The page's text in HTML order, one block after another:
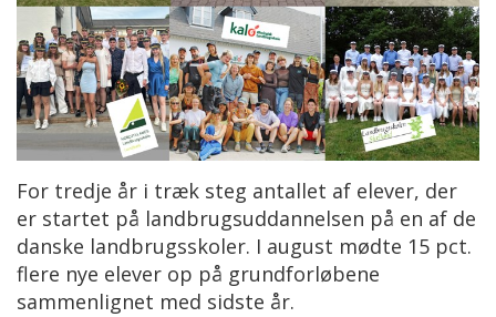
For tredje år i træk steg antallet af elever, der
er startet på landbrugsuddannelsen på en af de
danske landbrugsskoler. I august mødte 15 pct.
flere nye elever op på grundforløbene
sammenlignet med sidste år.